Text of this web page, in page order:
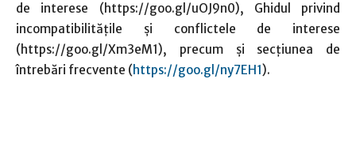
de interese (https://goo.gl/uOJ9n0), Ghidul privind
incompatibilităţile şi conflictele de interese
(https://goo.gl/Xm3eM1), precum şi secţiunea de
întrebări frecvente (https://goo.gl/ny7EH1).